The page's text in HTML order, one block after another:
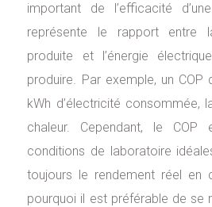
important de l’efficacité
représente le rapport entre
produite et l’énergie
produire. Par exemple, un
kWh d’électricité consommée,
chaleur. Cependant, le
conditions de laboratoire
toujours le rendement réel en
pourquoi il est préférable de se